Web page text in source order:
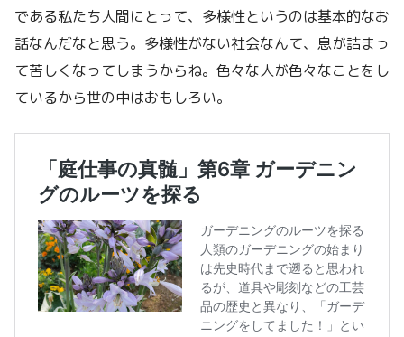
である私たち人間にとって、多様性というのは基本的なお
話なんだなと思う。多様性がない社会なんて、息が詰まっ
て苦しくなってしまうからね。色々な人が色々なことをし
ているから世の中はおもしろい。